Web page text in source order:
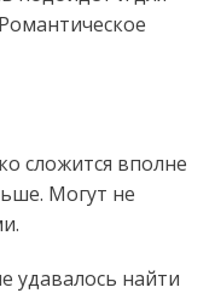
сложится вполне
Могут не
удавалось найти